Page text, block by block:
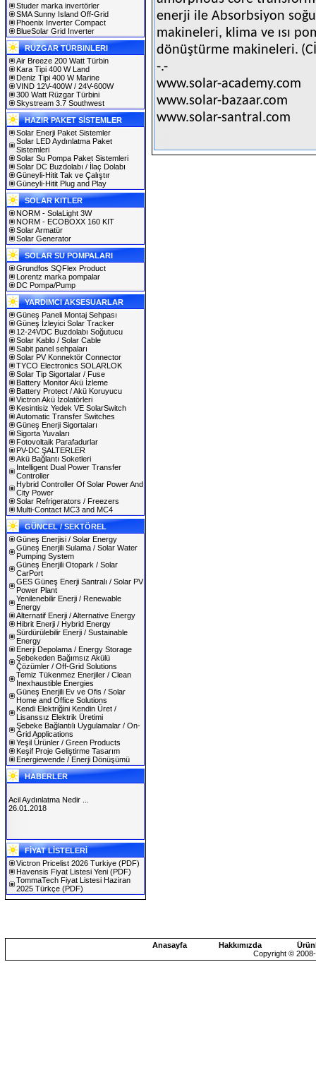
Studer marka invertörler
SMA Sunny Island Off-Grid
Phoenix Inverter Compact
BlueSolar Grid Inverter
RÜZGAR TÜRBINLERI
Air Breeze 200 Watt Türbin
Kara Tipi 400 W Land
Deniz Tipi 400 W Marine
VIND 12V-400W / 24V-600W
300 Watt Rüzgar Türbini
Skystream 3.7 Southwest
HAZIR PAKET SİSTEMLER
Solar Enerji Paket Sistemler
Solar LED Aydınlatma Paket
Sistemleri
Solar Su Pompa Paket Sistemleri
Solar DC Buzdolabı / İlaç Dolabı
Güneyli-Hitit Tak ve Çalıştır
Güneyli-Hitit Plug and Play
SOLAR KITLER
NORM - SolaLight 3W
NORM - ECOBOXX 160 KIT
Solar Armatür
Solar Generator
SOLAR SU POMPALARI
Grundfos SQFlex Product
Lorentz marka pompalar
DC Pompa/Pump
YARDIMCI AKSESUARLAR
Güneş Paneli Montaj Sehpası
Güneş İzleyici Solar Tracker
12-24VDC Buzdolabı Soğutucu
Solar Kablo / Solar Cable
Sabit panel sehpaları
Solar PV Konnektör Connector
TYCO Electronics SOLARLOK
Solar Tip Sigortalar / Fuse
Battery Monitor Akü İzleme
Battery Protect / Akü Koruyucu
Victron Akü İzolatörleri
Kesintisiz Yedek VE SolarSwitch
Automatic Transfer Switches
Güneş Enerji Sigortaları
Sigorta Yuvaları
Fotovoltaik Parafadurlar
PV-DC ŞALTERLER
Akü Bağlantı Soketleri
Intelligent Dual Power Transfer
Controller
Hybrid Controller Of Solar Power And
City Power
Solar Refrigerators / Freezers
Multi-Contact MC3 and MC4
GÜNCEL / SEKTÖREL
Güneş Enerjisi / Solar Energy
Güneş Enerjili Sulama / Solar Water
Pumping System
Güneş Enerjili Otopark / Solar
CarPort
GES Güneş Enerji Santralı / Solar PV
Power Plant
Yenilenebilir Enerji / Renewable
Energy
Alternatif Enerji / Alternative Energy
Hibrit Enerji / Hybrid Energy
Sürdürülebilir Enerji / Sustainable
Energy
Enerji Depolama / Energy Storage
Şebekeden Bağımsız Akülü
Çözümler / Off-Grid Solutions
Temiz Tükenmez Enerjiler / Clean
Inexhaustible Energies
Güneş Enerjili Ev ve Ofis / Solar
Home and Office Solutions
Kendi Elektriğini Kendin Üret /
Lisanssız Elektrik Üretimi
Şebeke Bağlantılı Uygulamalar / On-
Grid Applications
Yeşil Ürünler / Green Products
Keşif Proje Geliştirme Tasarım
Energiewende / Enerji Dönüşümü
HABERLER
SOLAREX ISTANBUL 2019
30.01.2019
Acil Aydınlatma Nedir ...
26.01.2018
FİYAT LİSTELERİ
Victron Pricelist 2026 Turkiye (PDF)
Havensis Fiyat Listesi Yeni (PDF)
TommaTech Fiyat Listesi Haziran
2025 Türkçe (PDF)
enerji ile Absorbsiyon
makineleri, klima ve ısı
dönüştürme makineleri.
-.-
www.solar-academy.com
www.solar-bazaar.com
www.solar-santral.com
Anasayfa Hakkımızda
Copyright ©